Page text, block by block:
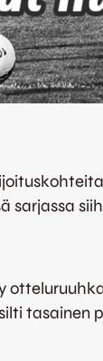
sarjassa
tasainen